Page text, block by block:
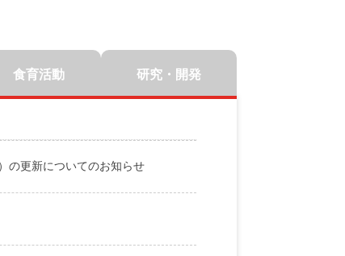
食育活動 研究・開発
の更新についてのお知らせ